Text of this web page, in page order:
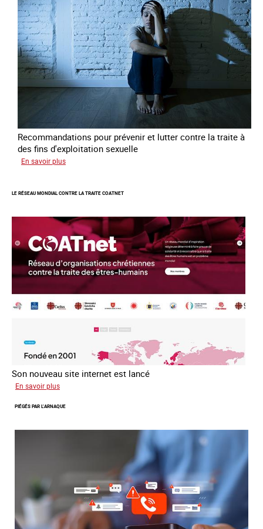
jeunes
errance
Recommandations pour prévenir et lutter contre la traite à
des fins d'exploitation sexuelle
En savoir plus
après
loi
du
13
avril
2016
LE RÉSEAU MONDIAL CONTRE LA TRAITE COATNET
Son nouveau site internet est lancé
En savoir plus
réseau
contre
PIÉGÉS PAR L’ARNAQUE